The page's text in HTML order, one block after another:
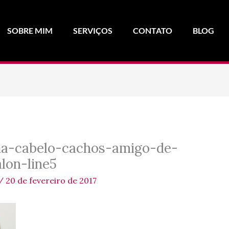
SOBRE MIM SERVIÇOS CONTATO BLOG
cabelo-cachos-amigo-de-
line5
/ 20 de fevereiro de 2017